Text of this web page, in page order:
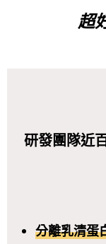
超
研發團隊近
分離乳清蛋